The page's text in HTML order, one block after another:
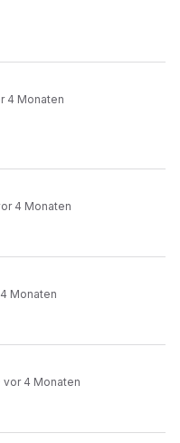
4 Monaten
4 Monaten
Monaten
vor 4 Monaten